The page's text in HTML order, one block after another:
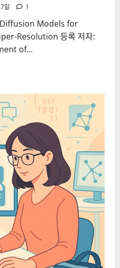
일 1
Diffusion Models for
Resolution 등록 저자:
of...